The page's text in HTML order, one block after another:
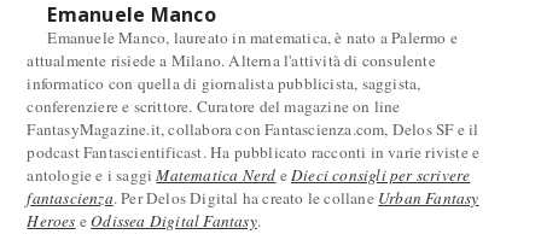
Emanuele Manco
Emanuele Manco, laureato in matematica, è nato a Palermo e
attualmente risiede a Milano. Alterna l'attività di consulente
informatico con quella di giornalista pubblicista, saggista,
conferenziere e scrittore. Curatore del magazine on line
FantasyMagazine.it, collabora con Fantascienza.com, Delos SF e il
podcast Fantascientificast. Ha pubblicato racconti in varie riviste e
antologie e i saggiMatematica Nerd eDieci consigli per scrivere
fantascienza. Per Delos Digital ha creato le collane Urban Fantasy
Heroes eOdissea Digital Fantasy.